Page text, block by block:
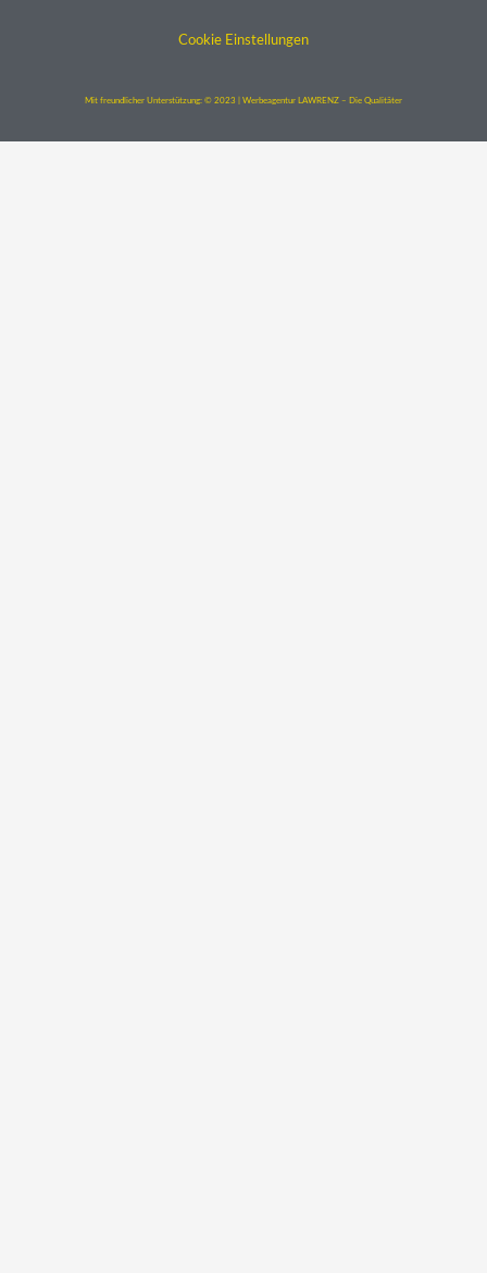
Cookie Einstellungen
Mit freundlicher Unterstützung: © 2023 | Werbeagentur LAWRENZ – Die Qualitäter